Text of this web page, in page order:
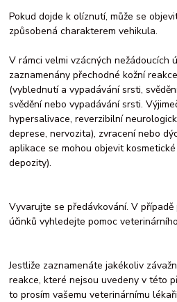
Pokud dojde k olíznutí, může se
způsobená charakterem vehikula.
V rámci velmi vzácných nežádoucích
zaznamenány přechodné kožní
(vyblednutí a vypadávání srsti,
svědění nebo vypadávání srsti.
hypersalivace, reverzibilní
deprese, nervozita), zvracení nebo
aplikace se mohou objevit
depozity).
Vyvarujte se předávkování. V
účinků vyhledejte pomoc
Jestliže zaznamenáte jakékoliv
reakce, které nejsou uvedeny v této
to prosím vašemu veterinárnímu